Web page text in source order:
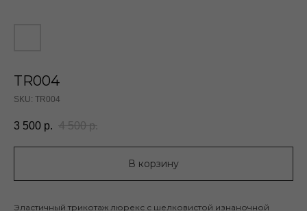
TR004
SKU: TR004
3 500 р. 4 500 р.
В корзину
Эластичный трикотаж люрекс с шелковистой изнаночной